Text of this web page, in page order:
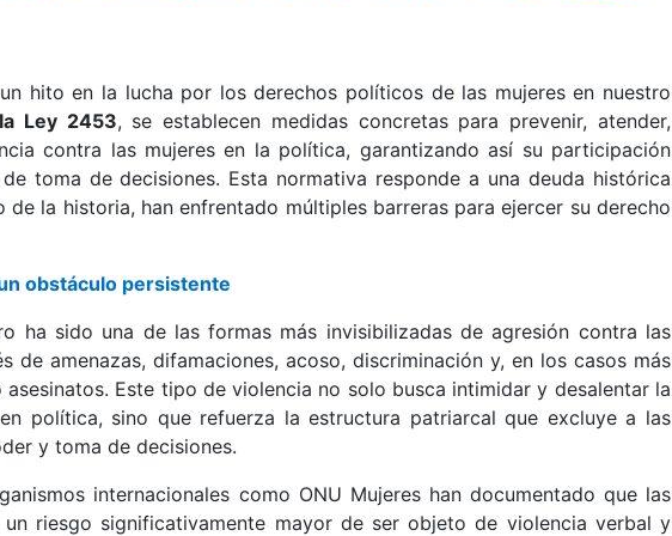
hito en la lucha por los derechos políticos de las mujeres en nuestro
Ley 2453, se establecen medidas concretas para prevenir, atender,
contra las mujeres en la política, garantizando así su participación
toma de decisiones. Esta normativa responde a una deuda histórica
de la historia, han enfrentado múltiples barreras para ejercer su derecho
obstáculo persistente
ha sido una de las formas más invisibilizadas de agresión contra las
de amenazas, difamaciones, acoso, discriminación y, en los casos más
Este tipo de violencia no solo busca intimidar y desalentar la
política, sino que refuerza la estructura patriarcal que excluye a las
y toma de decisiones.
internacionales como ONU Mujeres han documentado que las
riesgo significativamente mayor de ser objeto de violencia verbal y